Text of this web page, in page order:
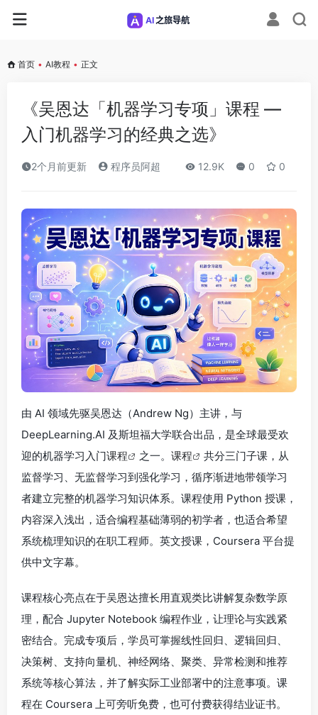
首页 • AI教程 • 正文
《吴恩达「机器学习专项」课程 —
入门机器学习的经典之选》
2个月前更新 程序员阿超 12.9K 0 0
由 AI 领域先驱吴恩达（Andrew Ng）主讲，与
DeepLearning.AI 及斯坦福大学联合出品，是全球最受欢
迎的机器学习入门课程 之一。 课程
共分三门子课，从
监督学习、无监督学习到强化学习，循序渐进地带领学习
者建立完整的机器学习知识体系。课程使用 Python 授课，
内容深入浅出，适合编程基础薄弱的初学者，也适合希望
系统梳理知识的在职工程师。英文授课，Coursera 平台提
供中文字幕。
课程核心亮点在于吴恩达擅长用直观类比讲解复杂数学原
理，配合 Jupyter Notebook 编程作业，让理论与实践紧
密结合。完成专项后，学员可掌握线性回归、逻辑回归、
决策树、支持向量机、神经网络、聚类、异常检测和推荐
系统等核心算法，并了解实际工业部署中的注意事项。课
程在 Coursera 上可旁听免费，也可付费获得结业证书。